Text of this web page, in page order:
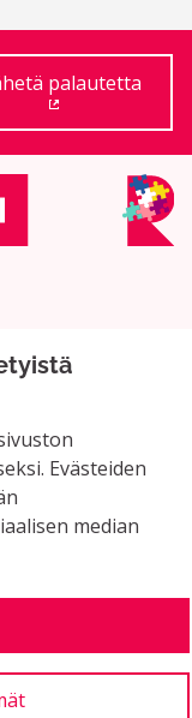
Evästeiden
median
palautetta